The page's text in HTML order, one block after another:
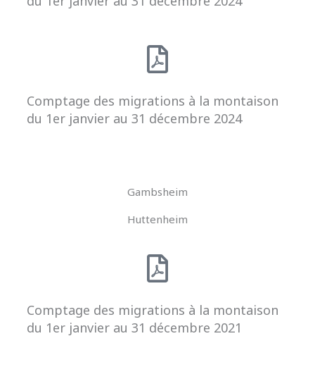
Comptage des migrations à la montaison
du 1er janvier au 31 décembre 2024
Gambsheim
Huttenheim
Comptage des migrations à la montaison
du 1er janvier au 31 décembre 2021